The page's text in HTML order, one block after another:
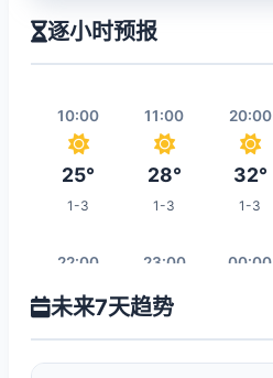
逐小时预报
10:00
25°
1-3
11:00
28°
1-3
20:00
32°
1-3
22:00
28°
23:00
26°
00:00
未来7天趋势